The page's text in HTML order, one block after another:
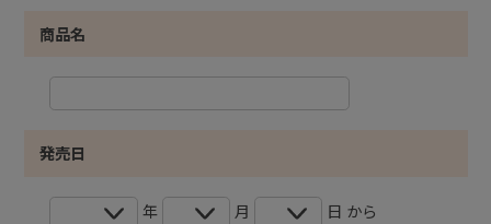
商品名
発売日
年 月 日 から